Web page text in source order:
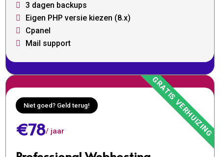
 3 dagen backups
 Eigen PHP versie kiezen (8.x)
 Cpanel
 Mail support
Niet goed? Geld terug!
€78/ jaar